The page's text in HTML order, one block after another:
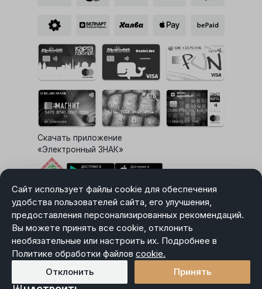
Сайт использует файлы cookie для обеспечения
удобства пользователей сайта, его улучшения,
предоставления персонализированных рекомендаций.
Вы можете принять все cookie, отклонить
необязательные или настроить их. Подробнее в
Политике обработки файлов cookie.
Отклонить Принять
Скачать приложение
«Электронный ЗНАК»
Выбор настроек Cookie
Карта сайта
Политика в отношении обработки персональных данных
Пользовательское соглашение